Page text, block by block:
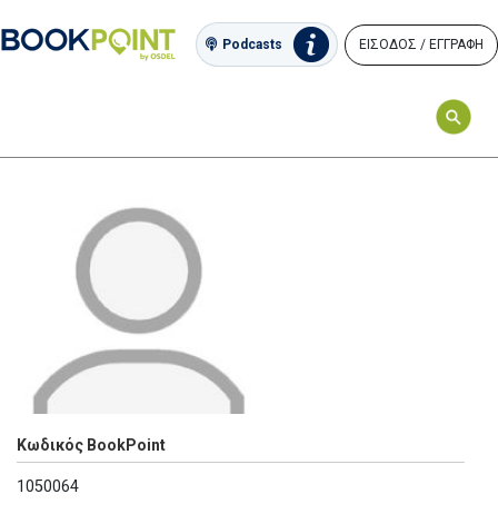
Podcasts ΕΙΣΟΔΟΣ / ΕΓΓΡΑΦΗ
Κωδικός BookPoint
1050064